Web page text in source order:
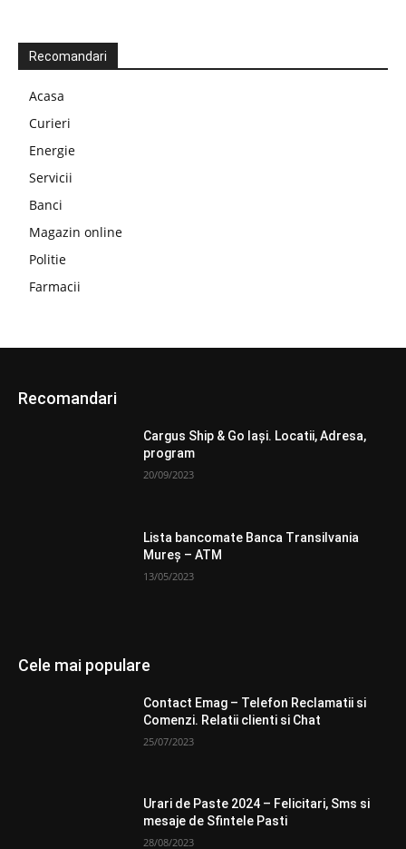
Recomandari
Acasa
Curieri
Energie
Servicii
Banci
Magazin online
Politie
Farmacii
Recomandari
Cargus Ship & Go Iași. Locatii, Adresa,
program
20/09/2023
Lista bancomate Banca Transilvania
Mureș – ATM
13/05/2023
Cele mai populare
Contact Emag – Telefon Reclamatii si
Comenzi. Relatii clienti si Chat
25/07/2023
Urari de Paste 2024 – Felicitari, Sms si
mesaje de Sfintele Pasti
28/08/2023